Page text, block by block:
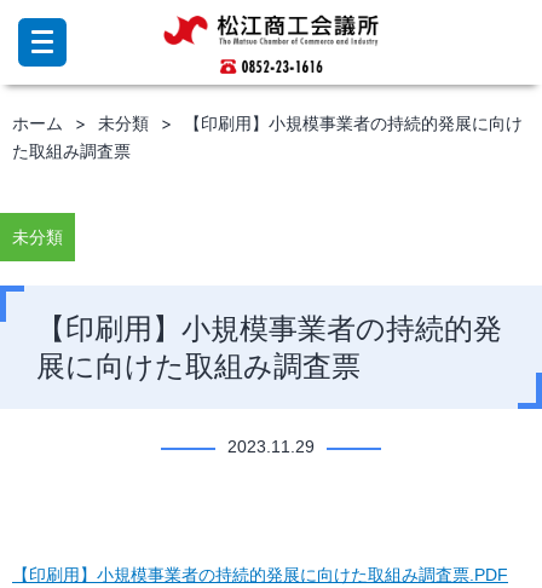
ン
ツ
へ
ッ
プ
ホーム 未分類
【印刷用】小規模事業者の持続的発展に向け
た取組み調査票
未分類
【印刷用】小規模事業者の持続的発
展に向けた取組み調査票
2023.11.29
【印刷用】小規模事業者の持続的発展に向けた取組み調査票.PDF